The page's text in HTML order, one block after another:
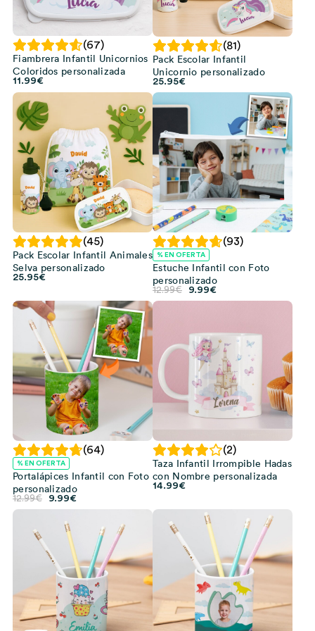
(67)
Fiambrera Infantil Unicornios
Coloridos personalizada
11.99€
(81)
Pack Escolar Infantil
Unicornio personalizado
25.95€
(45)
Pack Escolar Infantil Animales
Selva personalizado
25.95€
(93)
% EN OFERTA
Estuche Infantil con Foto
personalizado
12.99€
El
precio
9.99€
precio
(64)
% EN OFERTA
Portalápices Infantil con Foto
personalizado
12.99€
El
precio
era:
12.99€.
9.99€
precio
9.99€.
(2)
Taza Infantil Irrompible Hadas
con Nombre personalizada
14.99€